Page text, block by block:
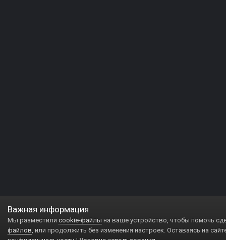
Важная информация
Мы разместили cookie-файлы на ваше устройство, чтобы помочь
файлов, или продолжить без изменения настроек. Оставаясь на